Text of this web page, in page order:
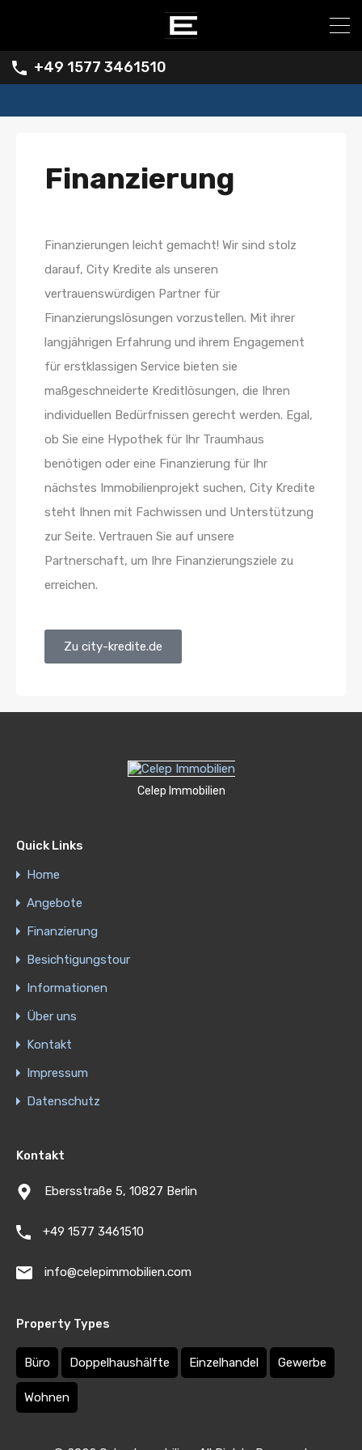
+49 1577 3461510
Finanzierung
Finanzierungen leicht gemacht! Wir sind stolz
darauf, City Kredite als unseren
vertrauenswürdigen Partner für
Finanzierungslösungen vorzustellen. Mit ihrer
langjährigen Erfahrung und ihrem Engagement
für erstklassigen Service bieten sie
maßgeschneiderte Kreditlösungen, die Ihren
individuellen Bedürfnissen gerecht werden. Egal,
ob Sie eine Hypothek für Ihr Traumhaus
benötigen oder eine Finanzierung für Ihr
nächstes Immobilienprojekt suchen, City Kredite
steht Ihnen mit Fachwissen und Unterstützung
zur Seite. Vertrauen Sie auf unsere
Partnerschaft, um Ihre Finanzierungsziele zu
erreichen.
Zu city-kredite.de
Celep Immobilien
Quick Links
Home
Angebote
Finanzierung
Besichtigungstour
Informationen
Über uns
Kontakt
Impressum
Datenschutz
Kontakt
Ebersstraße 5, 10827 Berlin
+49 1577 3461510
info@celepimmobilien.com
Property Types
Büro Doppelhaushälfte Einzelhandel Gewerbe
Wohnen